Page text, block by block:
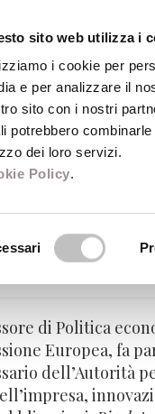
sito web utilizza i
i cookie per
e per analizzare il
sito con i nostri
potrebbero
dei loro servizi.
Policy.
di Politica
Europea, fa
dell’Autorità